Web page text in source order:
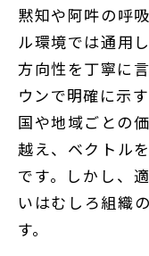
黙知や阿吽の呼
ル環境では通用
方向性を丁寧に
ウンで明確に示
国や地域ごとの
越え、ベクトル
です。しかし、
いはむしろ組織
す。